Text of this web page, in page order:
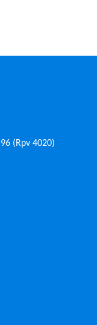
(Rpv 4020)